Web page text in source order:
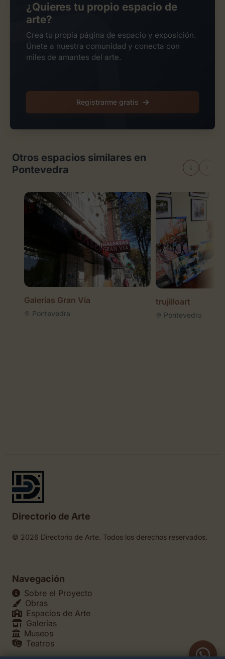
¿Quieres tu propio espacio de
arte?
Crea tu propia página de espacio y exposición.
Únete a nuestra comunidad y conecta con
miles de amantes del arte.
Registrarme gratis
Otros espacios similares en
Pontevedra
Galerías Gran Vía
Pontevedra
trujilloart
Pontevedra
Directorio de Arte
© 2026 Directorio de Arte. Todos los derechos reservados.
Navegación
Sobre el Proyecto
Obras
Espacios de Arte
Galerías
Museos
Teatros